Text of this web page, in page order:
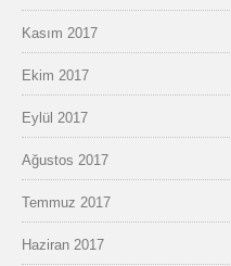
Kasım 2017
Ekim 2017
Eylül 2017
Ağustos 2017
Temmuz 2017
Haziran 2017